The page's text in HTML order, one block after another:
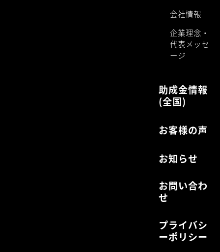
会社情報
企業理念・
代表メッセ
ージ
助成金情報
(全国)
お客様の声
お知らせ
お問い合わ
せ
プライバシ
ーポリシー